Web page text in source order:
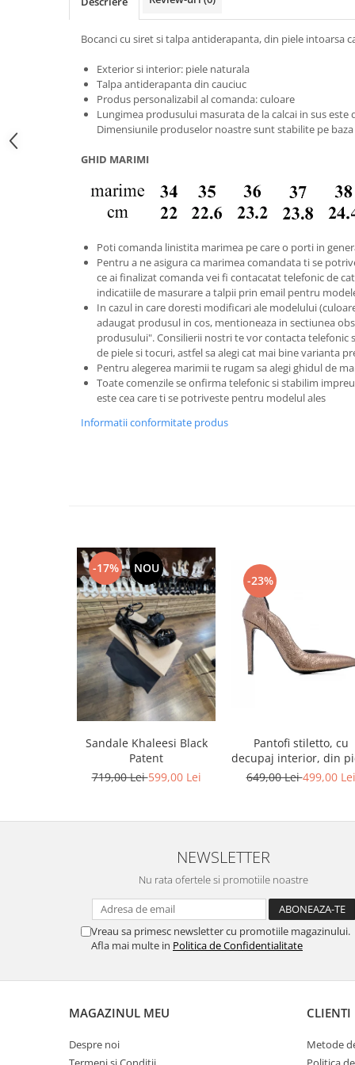
Bocanci cu siret si talpa antiderapanta, din piele intoarsa
Exterior si interior: piele naturala
Talpa antiderapanta din cauciuc
Produs personalizabil al comanda: culoare
Lungimea produsului masurata de la calcai in sus este
Dimensiunile produselor noastre sunt stabilite pe
GHID MARIMI
Poti comanda linistita marimea pe care o porti in
Pentru a ne asigura ca marimea comandata ti se
ce ai finalizat comanda vei fi contacatat telefonic de
indicatiile de masurare a talpii prin email pentru
In cazul in care doresti modificari ale modelului
adaugat produsul in cos, mentioneaza in sectiunea
produsului". Consilierii nostri te vor contacta telefonic
de piele si tocuri, astfel sa alegi cat mai bine varianta
Pentru alegerea marimii te rugam sa alegi ghidul de
Toate comenzile se onfirma telefonic si stabilim
este cea care ti se potriveste pentru modelul ales
Informatii conformitate produs
-17% NOU
Sandale Khaleesi Black
Patent
719,00 Lei599,00 Lei
-23%
Pantofi stiletto, cu
decupaj interior, din
bronz
649,00 Lei499,00 Lei
NEWSLETTER
Nu rata ofertele si promotiile noastre
Vreau sa primesc newsletter cu promotiile magazinului.
Afla mai multe in Politica de Confidentialitate
MAGAZINUL MEU
Despre noi
CLIENTI
Metode